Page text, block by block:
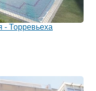
- Торревьеха